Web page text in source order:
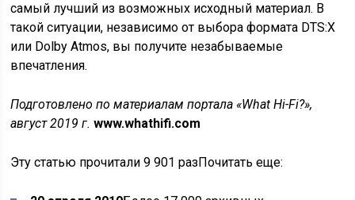
самый лучший из возможных исходный материал. В
такой ситуации, независимо от выбора формата DTS:X
или Dolby Atmos, вы получите незабываемые
впечатления.
Подготовлено по материалам портала «What Hi-Fi?»,
август 2019 г.www.whathifi.com
Эту статью прочитали 9 901 разПочитать еще: